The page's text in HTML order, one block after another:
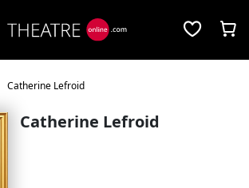
Catherine Lefroid
Catherine Lefroid